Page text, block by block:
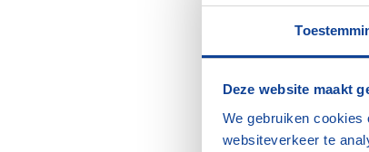
Deze website maakt
We gebruiken
websiteverkeer te